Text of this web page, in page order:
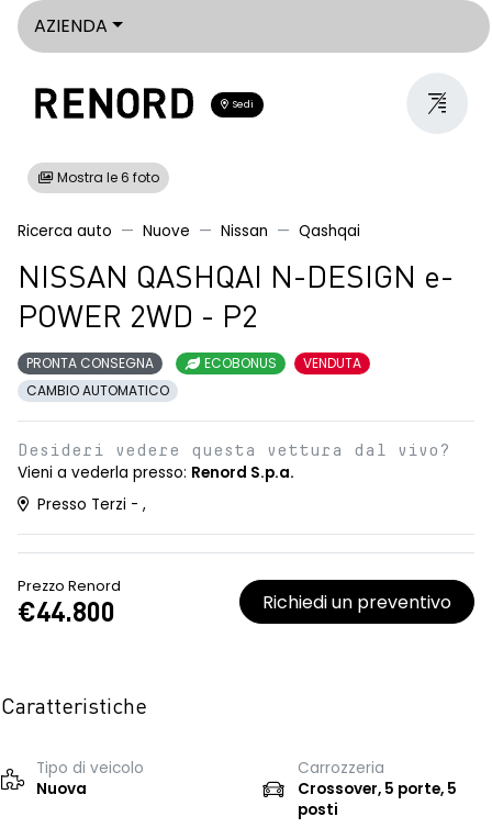
AZIENDA
Sedi
Mostra le 6 foto
Ricerca auto Nuove Nissan Qashqai
NISSAN QASHQAI N-DESIGN e-
POWER 2WD - P2
PRONTA CONSEGNA ECOBONUS
VENDUTA
CAMBIO AUTOMATICO
Desideri vedere questa vettura dal vivo?
Vieni a vederla presso: Renord S.p.a.
Presso Terzi - ,
Prezzo Renord
€44.800 Richiedi un preventivo
Caratteristiche
Tipo di veicolo
Nuova
Carrozzeria
Crossover, 5 porte, 5
posti